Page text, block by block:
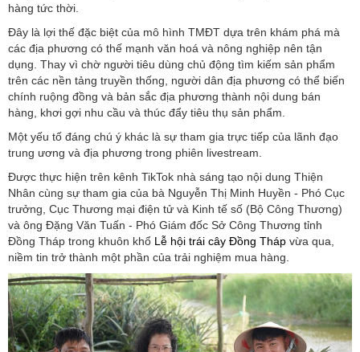
hàng tức thời.
Đây là lợi thế đặc biệt của mô hình TMĐT dựa trên khám phá mà
các địa phương có thế mạnh văn hoá và nông nghiệp nên tận
dụng. Thay vì chờ người tiêu dùng chủ động tìm kiếm sản phẩm
trên các nền tảng truyền thống, người dân địa phương có thể biến
chính ruộng đồng và bản sắc địa phương thành nội dung bán
hàng, khơi gợi nhu cầu và thúc đẩy tiêu thụ sản phẩm.
Một yếu tố đáng chú ý khác là sự tham gia trực tiếp của lãnh đạo
trung ương và địa phương trong phiên livestream.
Được thực hiện trên kênh TikTok nhà sáng tạo nội dung Thiện
Nhân cùng sự tham gia của bà Nguyễn Thị Minh Huyền - Phó Cục
trưởng, Cục Thương mại điện tử và Kinh tế số (Bộ Công Thương)
và ông Đặng Văn Tuấn - Phó Giám đốc Sở Công Thương tỉnh
Đồng Tháp trong khuôn khổ Lễ hội trái cây Đồng Tháp vừa qua,
niềm tin trở thành một phần của trải nghiệm mua hàng.